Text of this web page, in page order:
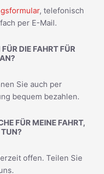
, telefonisch
per E-Mail.
DIE FAHRT FÜR
Sie auch per
bequem bezahlen.
FÜR MEINE FAHRT,
offen. Teilen Sie